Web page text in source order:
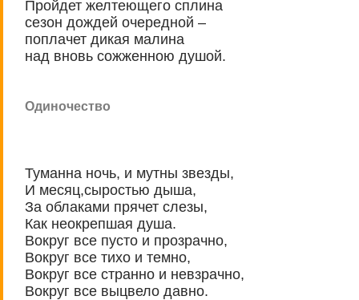
Пройдет желтеющего сплина
сезон дождей очередной –
поплачет дикая малина
над вновь сожженною душой.
Одиночество
Туманна ночь, и мутны звезды,
И месяц,сыростью дыша,
За облаками прячет слезы,
Как неокрепшая душа.
Вокруг все пусто и прозрачно,
Вокруг все тихо и темно,
Вокруг все странно и невзрачно,
Вокруг все выцвело давно.